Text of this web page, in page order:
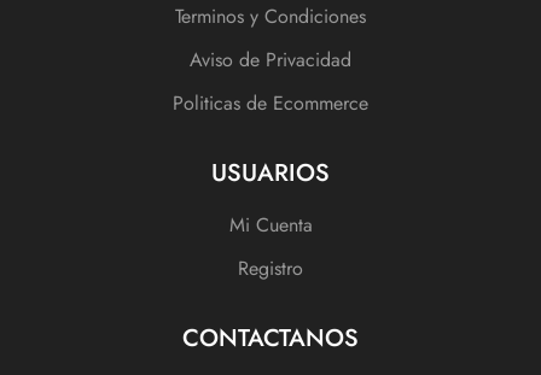
Terminos y Condiciones
Aviso de Privacidad
Politicas de Ecommerce
USUARIOS
Mi Cuenta
Registro
CONTACTANOS